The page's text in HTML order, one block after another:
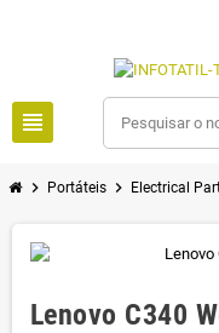
view_headline
chevron_right Portáteis chevron_right Electrical
Lenovo C340